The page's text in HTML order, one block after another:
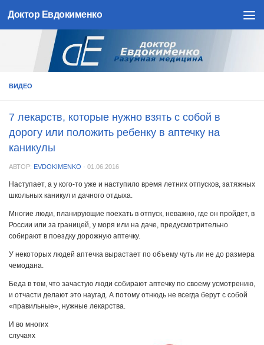
Skip to content
Доктор Евдокименко
ВИДЕО
7 лекарств, которые нужно взять с собой в
дорогу или положить ребенку в аптечку на
каникулы
АВТОР: EVDOKIMENKO · 01.06.2016
Наступает, а у кого-то уже и наступило время летних отпусков, затяжных
школьных каникул и дачного отдыха.
Многие люди, планирующие поехать в отпуск, неважно, где он пройдет, в
России или за границей, у моря или на даче, предусмотрительно
собирают в поездку дорожную аптечку.
У некоторых людей аптечка вырастает по объему чуть ли не до размера
чемодана.
Беда в том, что зачастую люди собирают аптечку по своему усмотрению,
и отчасти делают это наугад. А потому отнюдь не всегда берут с собой
«правильные», нужные лекарства.
И во многих
случаях